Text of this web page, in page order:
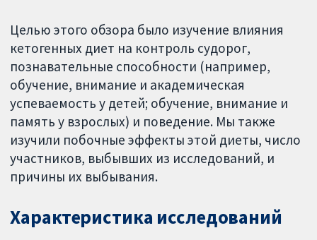
Целью этого обзора было изучение влияния
кетогенных диет на контроль судорог,
познавательные способности (например,
обучение, внимание и академическая
успеваемость у детей; обучение, внимание и
память у взрослых) и поведение. Мы также
изучили побочные эффекты этой диеты, число
участников, выбывших из исследований, и
причины их выбывания.
Характеристика исследований